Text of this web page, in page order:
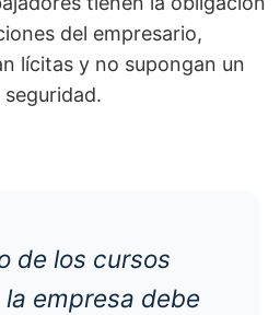
del empresario,
lícitas y no supongan un
de los cursos
empresa debe